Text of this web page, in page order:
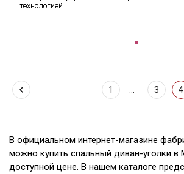
технологией
1 3 4
В официальном интернет-магазине
можно купить спальный диван-уголки в
доступной цене. В нашем каталоге